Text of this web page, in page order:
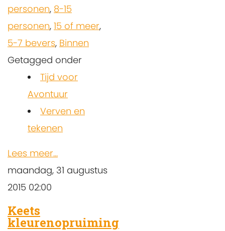
personen, 8-15
personen, 15 of meer,
5-7 bevers, Binnen
Getagged onder
Tijd voor
Avontuur
Verven en
tekenen
Lees meer...
maandag, 31 augustus
2015 02:00
Keets
kleurenopruiming